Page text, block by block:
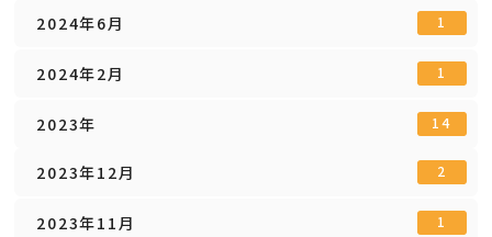
2024年6月 1
2024年2月 1
2023年 14
2023年12月 2
2023年11月 1